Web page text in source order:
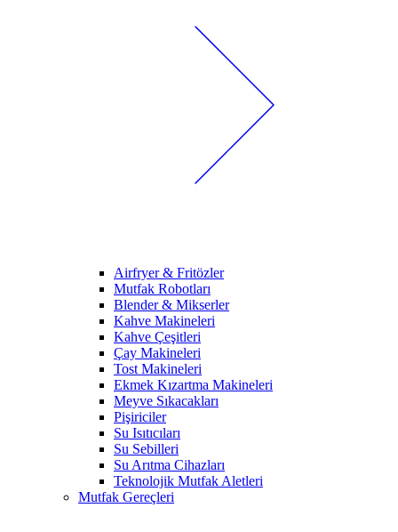
Airfryer & Fritözler
Mutfak Robotları
Blender & Mikserler
Kahve Makineleri
Kahve Çeşitleri
Çay Makineleri
Tost Makineleri
Ekmek Kızartma Makineleri
Meyve Sıkacakları
Pişiriciler
Su Isıtıcıları
Su Sebilleri
Su Arıtma Cihazları
Teknolojik Mutfak Aletleri
Mutfak Gereçleri